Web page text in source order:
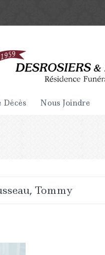
Décès Nous Joindre
Tommy